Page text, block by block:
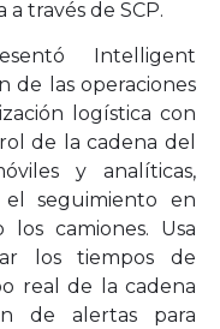
través de SCP.
Intelligent
de las operaciones
logística con
de la cadena del
y analíticas,
el seguimiento en
camiones. Usa
los tiempos de
real de la cadena
de alertas para